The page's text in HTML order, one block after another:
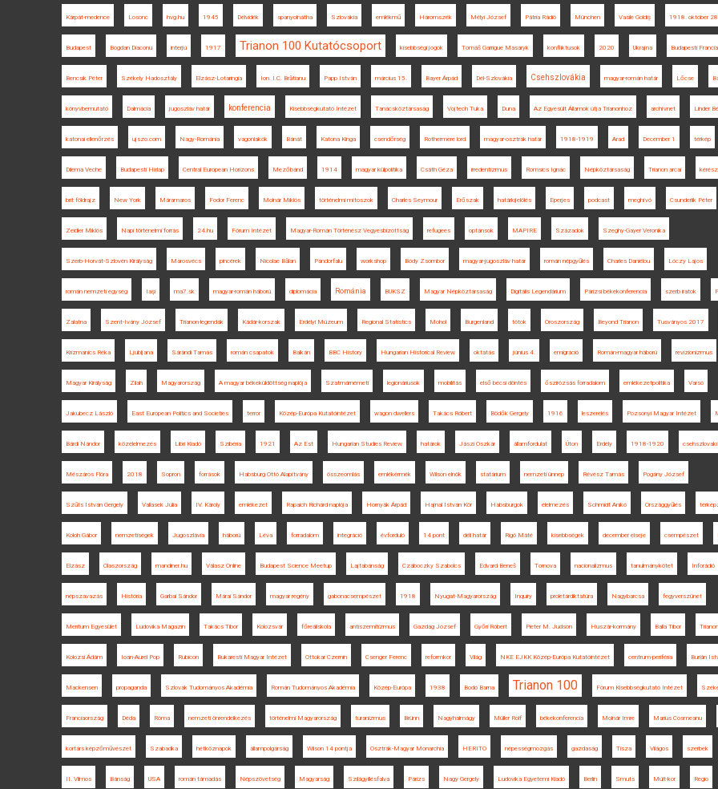
Kárpát-medence Losonc hvg.hu 1945 Délvidék spanyolnátha Szlovákia emlékmű Háromszék Mélyi József Pátria Rádió München Vasile Goldiș 1918. október
Budapest Bogdan Diaconu interjú 1917 Trianon 100 Kutatócsoport kisebbségi jogok Tomáš Garrigue Masaryk konfliktusok 2020 Ukrajna Budapesti
Bencsik Péter Székely Hadosztály Elzász-Lotaringia Ion. I.C. Brătianu Papp István március 15. Bayer Árpád Dél-Szlovákia Csehszlovákia magyar-román határ Lőcse
könyvbemutató Dalmácia jugoszláv határ konferencia Kisebbségkutató Intézet Tanácsköztársaság Vojtech Tuka Duna Az Egyesült Államok útja Trianonhoz archívnet Linder
katonai ellenőrzés ujszo.com Nagy-Románia vagonlakók Bánát Katona Kinga csendőrség Rothermere lord magyar-osztrák határ 1918-1919 Arad December 1 térkép
Dilema Veche Budapesti Hírlap Central European Horizons Mezőbánd 1914 magyar külpolitika Csáth Géza irredentizmus Romsics Ignác Népköztársaság Trianon arcai
brit földrajz New York Máramaros Fodor Ferenc Molnár Miklós történelmi mítoszok Charles Seymour Erőszak határkijelölés Eperjes podcast meghívó Csunderlik Péter
Zeidler Miklós Napi történelmi forrás 24.hu Fórum Intézet Magyar-Román Történész Vegyesbizottság refugees optánsok MAPIRE Századok Szeghy-Gayer Veronika
Szerb-Horvát-Szlovén Királyság Marosvécs pincérek Nicolae Bălan Pándorfalu workshop Bódy Zsombor magyar-jugoszláv határ román népgyűlés Charles Daniélou Lóczy Lajos
román nemzeti egység Iaşi ma7.sk magyar-román háború diplomácia Románia BUKSZ Magyar Népköztársaság Digitális Legendárium Párizsi békekonferencia szerb iratok
Zalatna Szent-Ivány József Trianon-legendák Kádár-korszak Erdélyi Múzeum Regional Statistics Mohol Burgenland tótok Oroszország Beyond Trianon Tusványos 2017
Krizmanics Réka Ljubljana Sárándi Tamás román csapatok Balkán BBC History Hungarian Historical Review oktatás június 4. emigráció Román-magyar háború revizionizmus
Magyar Királyság Zilah Magyarország A magyar békeküldöttség naplója Szatmárnémeti legionáriusok mobilitás első bécsi döntés őszirózsás forradalom emlékezetpolitika Varsó
Jakubecz László East European Politics and Societies terror Közép-Európa Kutatóintézet wagon dwellers Takács Róbert Bödők Gergely 1916 leszerelés Pozsonyi Magyar Intézet
Bárdi Nándor közélelmezés Libri Kiadó Szibéria 1921 Az Est Hungarian Studies Review határok Jászi Oszkár államfordulat Úton Erdély 1918-1920
Mészáros Flóra 2018 Sopron források Habsburg Ottó Alapítvány összeomlás emlékérmék Wilson elnök statárium nemzeti ünnep Révész Tamás Pogány József
Szűts István Gergely Vallasek Júlia IV. Károly emlékezet Rapaich Richárd naplója Hornyák Árpád Hajnal István Kör Habsburgok élelmezés Schmidt Anikó Országgyűlés
Koloh Gábor nemzetiségek Jugoszlávia háború Léva forradalom integráció évforduló 14 pont déli határ Rigó Máté kisebbségek december elseje csempészet
Elzász Olaszország mandiner.hu Válasz Online Budapest Science Meetup Lajtabánság Czáboczky Szabolcs Edvard Beneš Tornova nacionalizmus tanulmánykötet Inforádió
népszavazás História Garbai Sándor Márai Sándor magyar regény gabonacsempészet 1918 Nyugat-Magyarország Inquiry proletárdiktatúra Nagybarcsa fegyverszünet
Meritum Egyesület Ludovika Magazin Takács Tibor Kolozsvár főreáliskola antiszemitizmus Gazdag József Győri Róbert Pieter M. Judson Huszár-kormány Balla Tibor
Kolozsi Ádám Ioan-Aurel Pop Rubicon Bukaresti Magyar Intézet Ottokar Czernin Csenger Ferenc reformkor Világ NKE EJKK Közép-Európa Kutatóintézet centrum-periféria Burián
Mackensen propaganda Szlovák Tudományos Akadémia Román Tudományos Akadémia Közép-Európa 1938 Bodó Barna Trianon 100 Fórum Kisebbségkutató Intézet
Franciaország Déda Róma nemzeti önrendelkezés történelmi Magyarország turanizmus Brünn Nagyhalmágy Müller Rolf békekonferencia Molnár Imre Marius Cosmeanu
kortárs képzőművészet Szabadka hétköznapok állampolgárság Wilson 14 pontja Osztrák-Magyar Monarchia HERITO népességmozgás gazdaság Tisza Világos szerbek
II. Vilmos Bánság USA román támadás Népszövetség Magyarság Szilágyillésfalva Párizs Nagy Gergely Ludovika Egyetemi Kiadó Berlin Smuts Múlt-kor Regio